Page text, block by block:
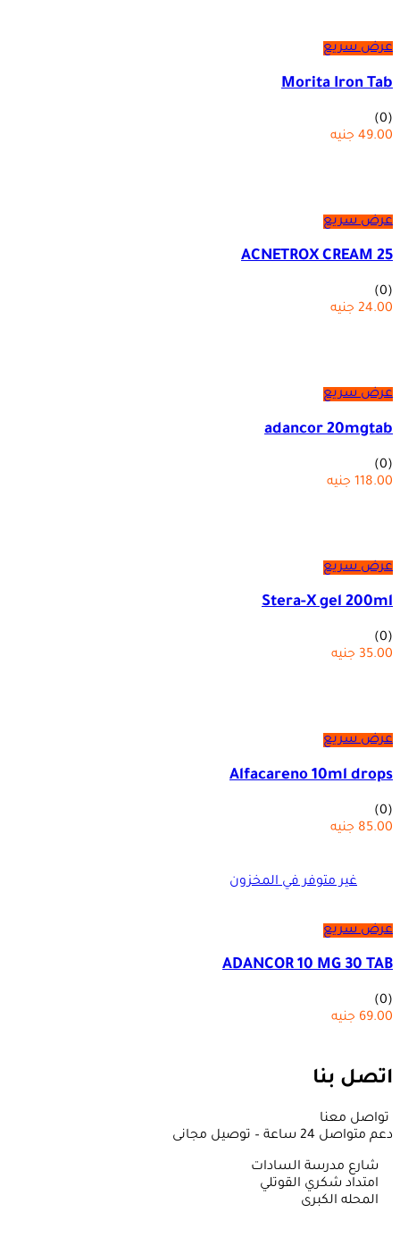
عرض سريع
Morita Iron Tab
(0)
49.00 جنيه
عرض سريع
ACNETROX CREAM 25
(0)
24.00 جنيه
عرض سريع
adancor 20mgtab
(0)
118.00 جنيه
عرض سريع
Stera-X gel 200ml
(0)
35.00 جنيه
عرض سريع
Alfacareno 10ml drops
(0)
85.00 جنيه
غير متوفر في المخزون
عرض سريع
ADANCOR 10 MG 30 TAB
(0)
69.00 جنيه
اتصل بنا
تواصل معنا
دعم متواصل 24 ساعة – توصيل مجانى
شارع مدرسة السادات
امتداد شكري القوتلي
المحله الكبرى